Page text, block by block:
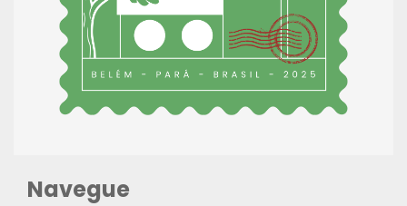
Navegue